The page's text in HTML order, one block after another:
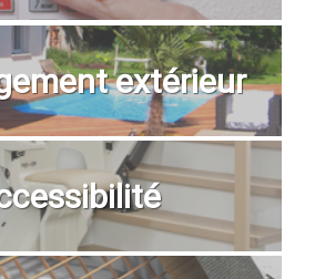
extérieur